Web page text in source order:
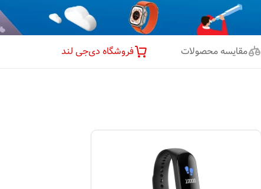
مقایسه محصولات فروشگاه دی‌جی لند